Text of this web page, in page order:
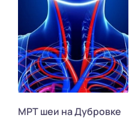
МРТ шеи на Дубровке